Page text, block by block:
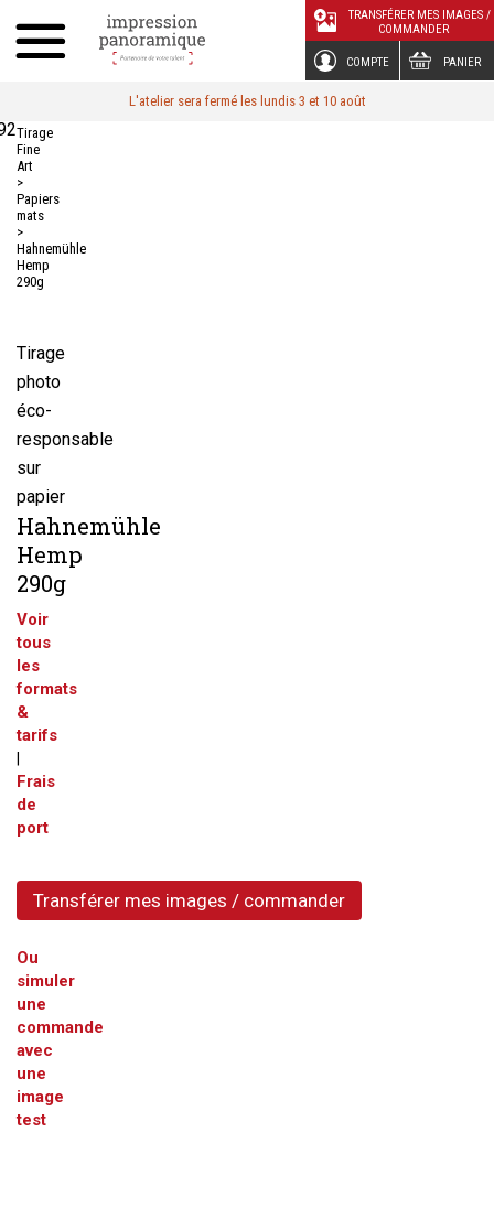
COMPTE PANIER
TRANSFÉRER MES IMAGES /
COMMANDER
L'atelier sera fermé les lundis 3 et 10 août
Tirage
Fine
Art
>
Papiers
mats
>
Hahnemühle
Hemp
290g
Tirage
photo
éco-
responsable
sur
papier
Hahnemühle
Hemp
290g
Voir
tous
les
formats
&
tarifs
Frais
de
port
Transférer mes images / commander
Ou
simuler
une
commande
avec
une
image
test